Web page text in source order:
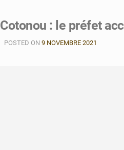
Cotonou : le préfet
POSTED ON 9 NOVEMBRE 2021